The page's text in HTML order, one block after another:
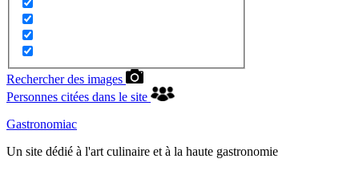
Rechercher des images
Personnes citées dans le site
Gastronomiac
Un site dédié à l'art culinaire et à la haute gastronomie